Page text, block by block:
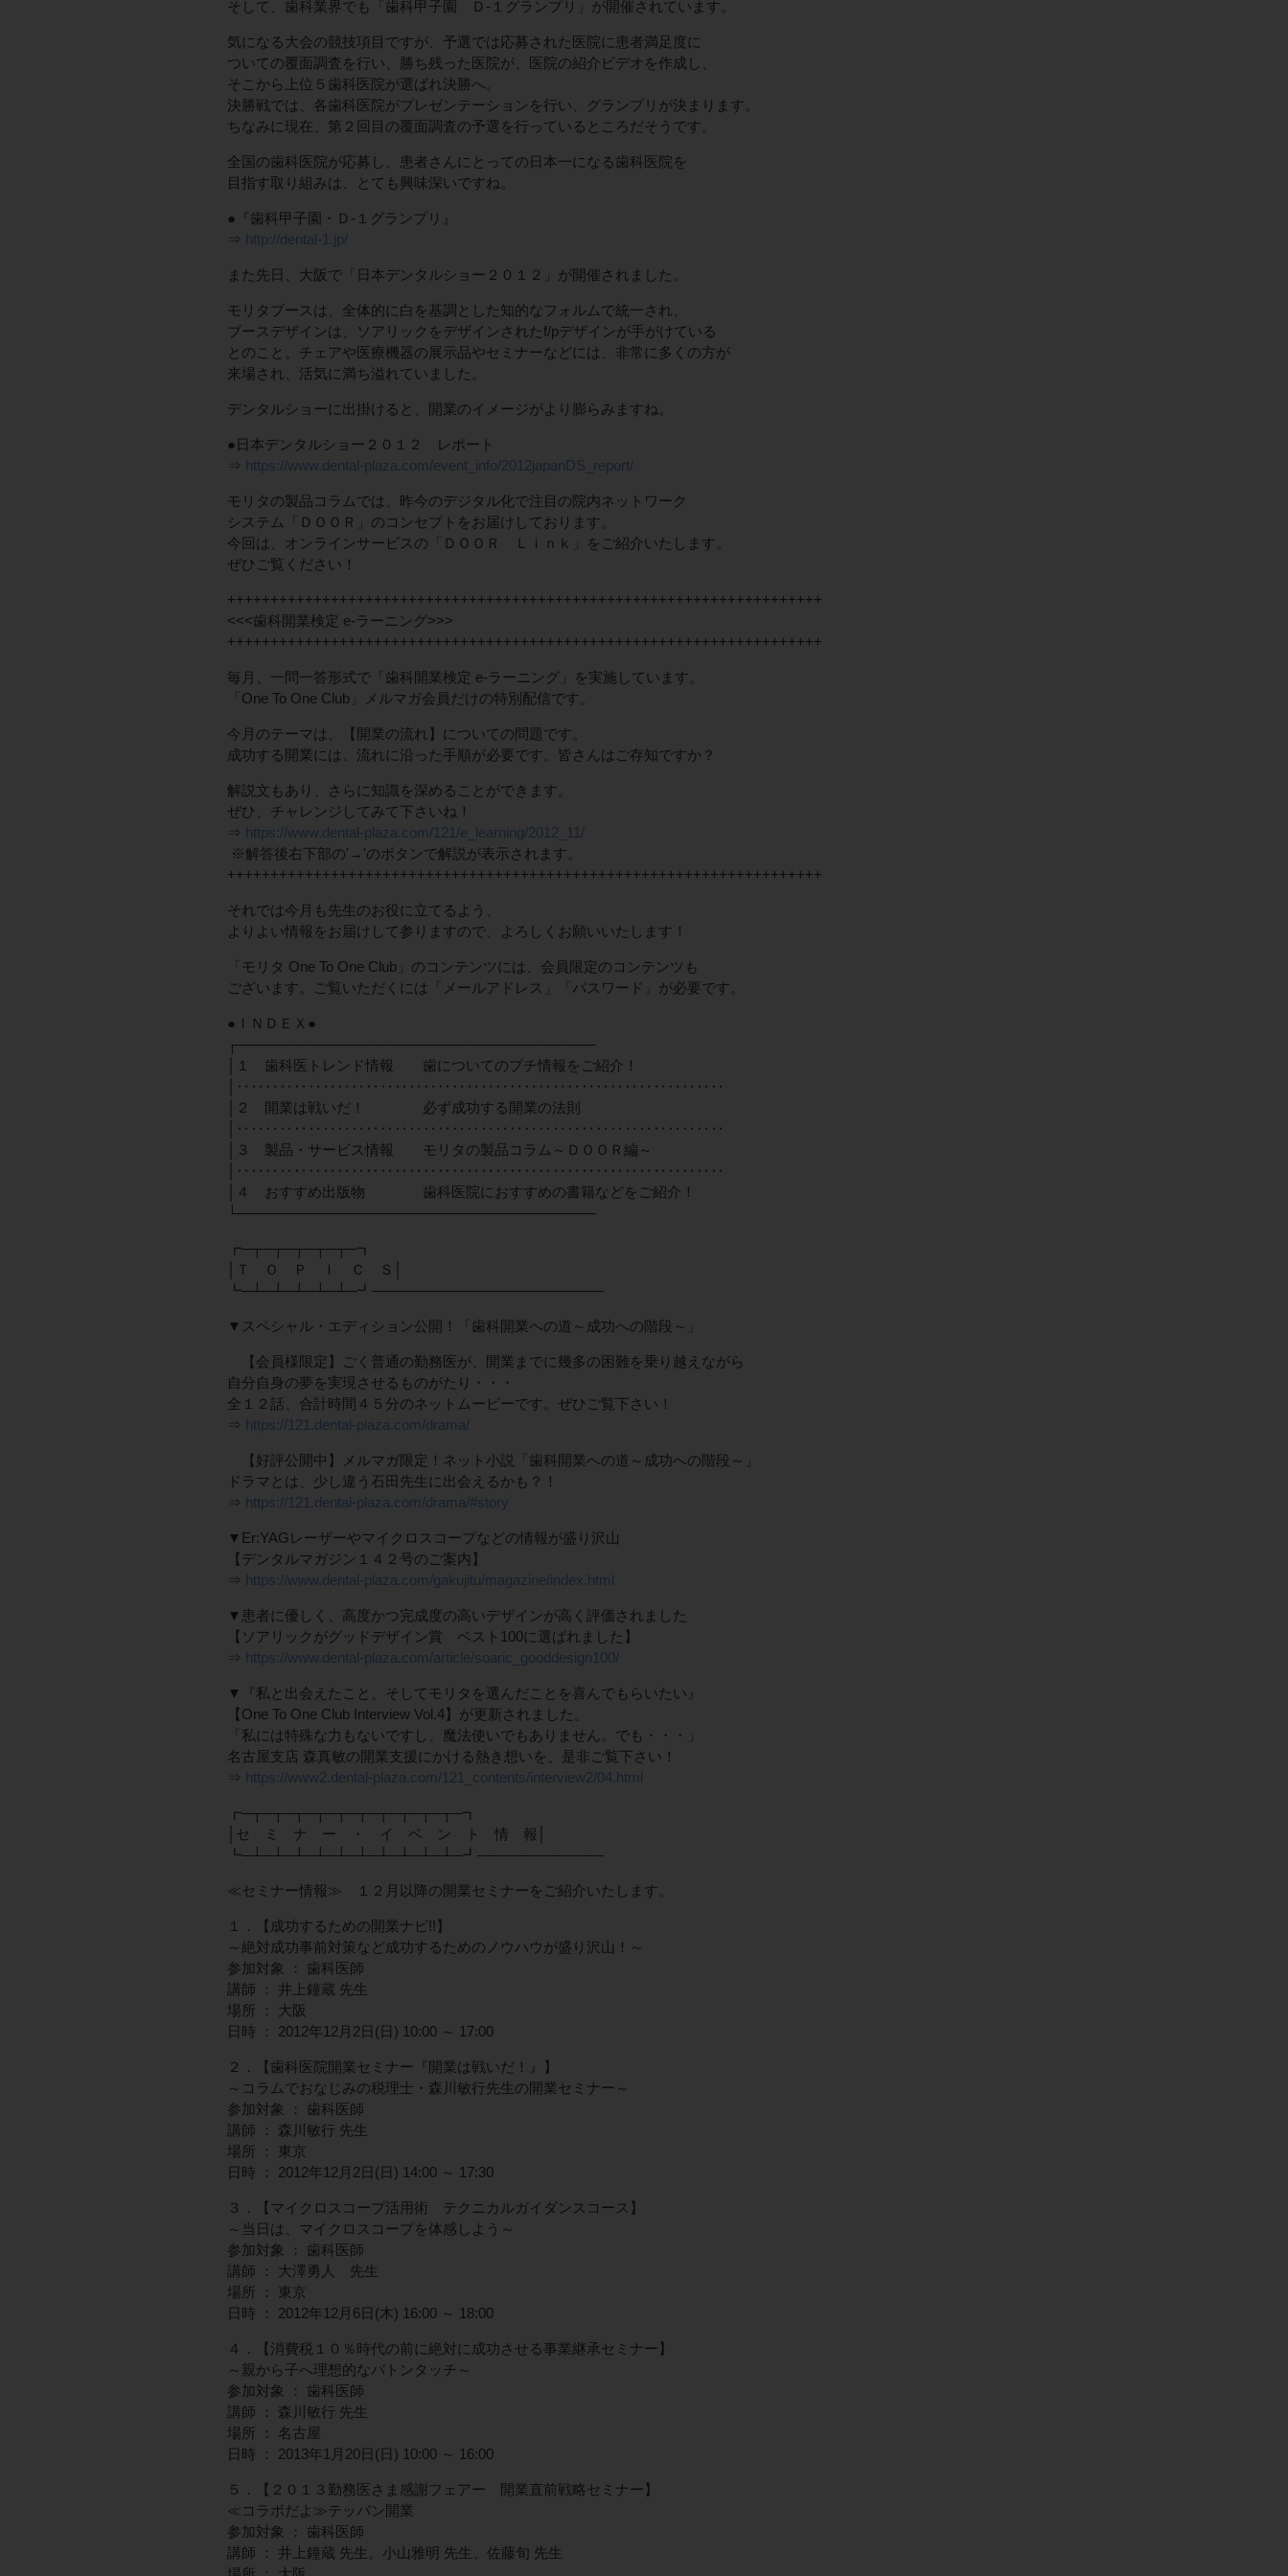
そして、歯科業界でも「歯科甲子園 Ｄ-１グランプリ」が開催されています。
気になる大会の競技項目ですが、予選では応募された医院に患者満足度に
ついての覆面調査を行い、勝ち残った医院が、医院の紹介ビデオを作成し、
そこから上位５歯科医院が選ばれ決勝へ。
決勝戦では、各歯科医院がプレゼンテーションを行い、グランプリが決まります。
ちなみに現在、第２回目の覆面調査の予選を行っているところだそうです。
全国の歯科医院が応募し、患者さんにとっての日本一になる歯科医院を
目指す取り組みは、とても興味深いですね。
●『歯科甲子園・Ｄ-１グランプリ』
⇒ http://dental-1.jp/
また先日、大阪で「日本デンタルショー２０１２」が開催されました。
モリタブースは、全体的に白を基調とした知的なフォルムで統一され、
ブースデザインは、ソアリックをデザインされたf/pデザインが手がけている
とのこと。チェアや医療機器の展示品やセミナーなどには、非常に多くの方が
来場され、活気に満ち溢れていました。
デンタルショーに出掛けると、開業のイメージがより膨らみますね。
●日本デンタルショー２０１２ レポート
⇒ https://www.dental-plaza.com/event_info/2012japanDS_report/
モリタの製品コラムでは、昨今のデジタル化で注目の院内ネットワーク
システム「ＤＯＯＲ」のコンセプトをお届けしております。
今回は、オンラインサービスの「ＤＯＯＲ Ｌｉｎｋ」をご紹介いたします。
ぜひご覧ください！
+++++++++++++++++++++++++++++++++++++++++++++++++++++++++++++++++++++
<<<歯科開業検定 e-ラーニング>>>
+++++++++++++++++++++++++++++++++++++++++++++++++++++++++++++++++++++
毎月、一問一答形式で「歯科開業検定 e-ラーニング」を実施しています。
「One To One Club」メルマガ会員だけの特別配信です。
今月のテーマは、【開業の流れ】についての問題です。
成功する開業には、流れに沿った手順が必要です。皆さんはご存知ですか？
解説文もあり、さらに知識を深めることができます。
ぜひ、チャレンジしてみて下さいね！
⇒ https://www.dental-plaza.com/121/e_learning/2012_11/
※解答後右下部の'→'のボタンで解説が表示されます。
+++++++++++++++++++++++++++++++++++++++++++++++++++++++++++++++++++++
それでは今月も先生のお役に立てるよう、
よりよい情報をお届けして参りますので、よろしくお願いいたします！
「モリタ One To One Club」のコンテンツには、会員限定のコンテンツも
ございます。ご覧いただくには「メールアドレス」「パスワード」が必要です。
●ＩＮＤＥＸ●
┌──────────────────────────────────
│１ 歯科医トレンド情報 歯についてのプチ情報をご紹介！
│‥‥‥‥‥‥‥‥‥‥‥‥‥‥‥‥‥‥‥‥‥‥‥‥‥‥‥‥‥‥‥‥‥‥
│２ 開業は戦いだ！ 必ず成功する開業の法則
│‥‥‥‥‥‥‥‥‥‥‥‥‥‥‥‥‥‥‥‥‥‥‥‥‥‥‥‥‥‥‥‥‥‥
│３ 製品・サービス情報 モリタの製品コラム～ＤＯＯＲ編～
│‥‥‥‥‥‥‥‥‥‥‥‥‥‥‥‥‥‥‥‥‥‥‥‥‥‥‥‥‥‥‥‥‥‥
│４ おすすめ出版物 歯科医院におすすめの書籍などをご紹介！
└──────────────────────────────────
┏─┬─┬─┬─┬─┬─┓
│Ｔ Ｏ Ｐ Ｉ Ｃ Ｓ│
┗─┴─┴─┴─┴─┴─┛──────────────────────
▼スペシャル・エディション公開！「歯科開業への道～成功への階段～」
【会員様限定】ごく普通の勤務医が、開業までに幾多の困難を乗り越えながら
自分自身の夢を実現させるものがたり・・・
全１２話、合計時間４５分のネットムービーです。ぜひご覧下さい！
⇒ https://121.dental-plaza.com/drama/
【好評公開中】メルマガ限定！ネット小説「歯科開業への道～成功への階段～」
ドラマとは、少し違う石田先生に出会えるかも？！
⇒ https://121.dental-plaza.com/drama/#story
▼Er:YAGレーザーやマイクロスコープなどの情報が盛り沢山
【デンタルマガジン１４２号のご案内】
⇒ https://www.dental-plaza.com/gakujitu/magazine/index.html
▼患者に優しく、高度かつ完成度の高いデザインが高く評価されました
【ソアリックがグッドデザイン賞 ベスト100に選ばれました】
⇒ https://www.dental-plaza.com/article/soaric_gooddesign100/
▼『私と出会えたこと、そしてモリタを選んだことを喜んでもらいたい』
【One To One Club Interview Vol.4】が更新されました。
「私には特殊な力もないですし、魔法使いでもありません。でも・・・」
名古屋支店 森真敏の開業支援にかける熱き想いを、是非ご覧下さい！
⇒ https://www2.dental-plaza.com/121_contents/interview2/04.html
┏─┬─┬─┬─┬─┬─┬─┬─┬─┬─┬─┓
│セ ミ ナ ー ・ イ ベ ン ト 情 報│
┗─┴─┴─┴─┴─┴─┴─┴─┴─┴─┴─┛────────────
≪セミナー情報≫ １２月以降の開業セミナーをご紹介いたします。
１．【成功するための開業ナビ!!】
～絶対成功事前対策など成功するためのノウハウが盛り沢山！～
参加対象 ： 歯科医師
講師 ： 井上鐘蔵 先生
場所 ： 大阪
日時 ： 2012年12月2日(日) 10:00 ～ 17:00
２．【歯科医院開業セミナー『開業は戦いだ！』】
～コラムでおなじみの税理士・森川敏行先生の開業セミナー～
参加対象 ： 歯科医師
講師 ： 森川敏行 先生
場所 ： 東京
日時 ： 2012年12月2日(日) 14:00 ～ 17:30
３．【マイクロスコープ活用術 テクニカルガイダンスコース】
～当日は、マイクロスコープを体感しよう～
参加対象 ： 歯科医師
講師 ： 大澤勇人 先生
場所 ： 東京
日時 ： 2012年12月6日(木) 16:00 ～ 18:00
４．【消費税１０％時代の前に絶対に成功させる事業継承セミナー】
～親から子へ理想的なバトンタッチ～
参加対象 ： 歯科医師
講師 ： 森川敏行 先生
場所 ： 名古屋
日時 ： 2013年1月20日(日) 10:00 ～ 16:00
５．【２０１３勤務医さま感謝フェアー 開業直前戦略セミナー】
≪コラボだよ≫テッパン開業
参加対象 ： 歯科医師
講師 ： 井上鐘蔵 先生、小山雅明 先生、佐藤旬 先生